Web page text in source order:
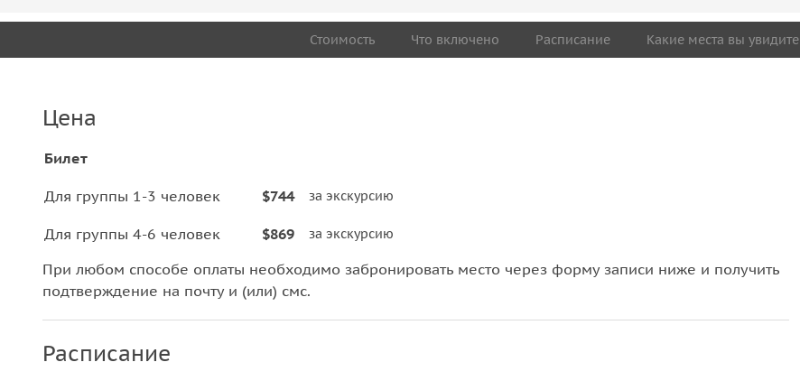
Стоимость Что включено Расписание Какие места вы увидите
Цена
Билет
Для группы 1-3 человек $744 за экскурсию
Для группы 4-6 человек $869 за экскурсию
При любом способе оплаты необходимо забронировать место через форму записи ниже и получить
подтверждение на почту и (или) смс.
Расписание